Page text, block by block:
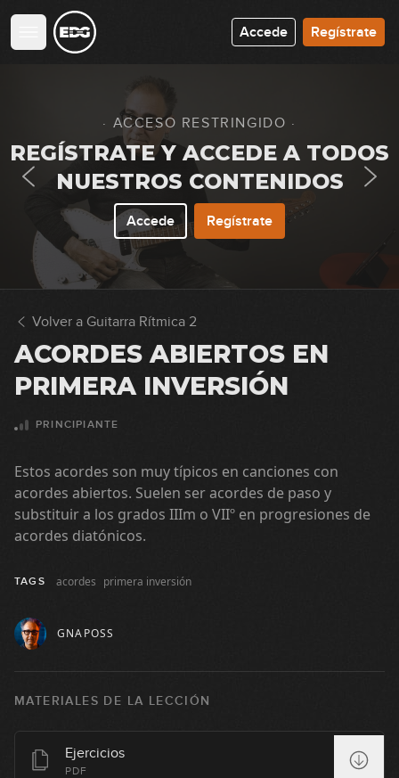
Accede Regístrate
· ACCESO RESTRINGIDO ·
REGÍSTRATE Y ACCEDE A TODOS
NUESTROS CONTENIDOS
Accede Regístrate
Volver a Guitarra Rítmica 2
ACORDES ABIERTOS EN
PRIMERA INVERSIÓN
PRINCIPIANTE
Estos acordes son muy típicos en canciones con
acordes abiertos. Suelen ser acordes de paso y
substituir a los grados IIIm o VIIº en progresiones de
acordes diatónicos.
TAGS acordes primera inversión
GNAPOSS
MATERIALES DE LA LECCIÓN
Ejercicios
PDF
1
08:55
2
Acordes 7 abiertos: ejercicios
3
Acordes 7 con cejilla: ejercicios
5